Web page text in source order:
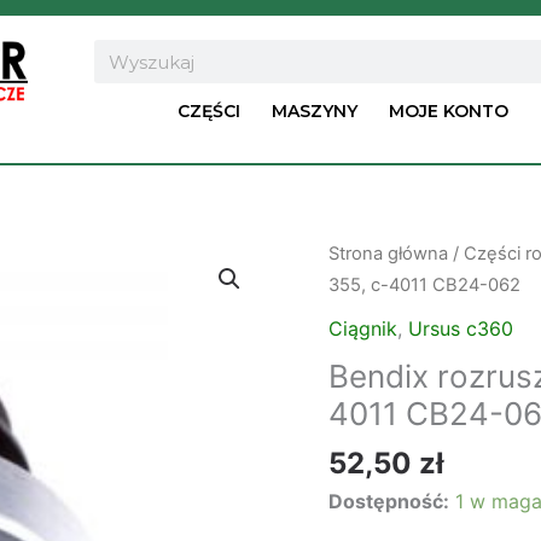
Search
CZĘŚCI MASZYNY MOJE KONTO
Strona główna / Części
355, c-4011 CB24-062
Ciągnik, Ursus c360
Bendix
4011 CB24-
52,50 zł
Dostępność: 1 w
ilość
Bendix
rozrusznika
7
do
360,
c-